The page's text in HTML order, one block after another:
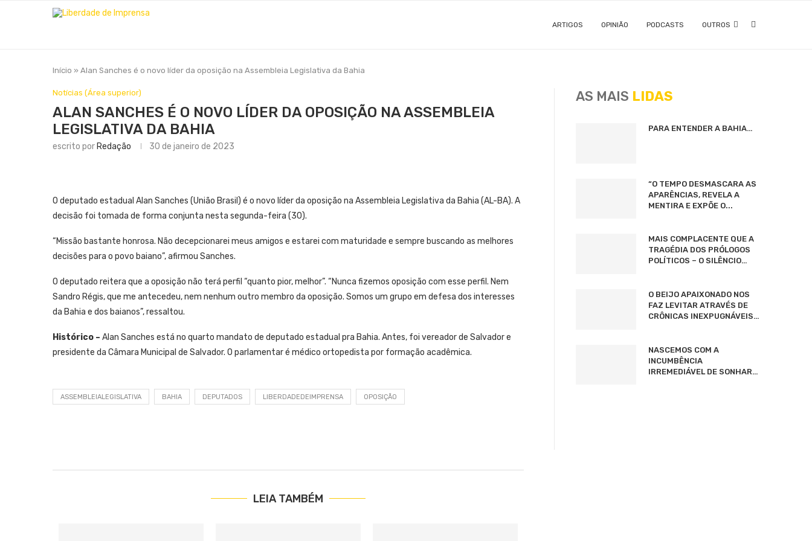
ARTIGOS OPINIÃO PODCASTS OUTROS
Início » Alan Sanches é o novo líder da oposição na Assembleia Legislativa da Bahia
Notícias (Área superior)
ALAN SANCHES É O NOVO LÍDER DA OPOSIÇÃO NA ASSEMBLEIA
LEGISLATIVA DA BAHIA
escrito por Redação 30 de janeiro de 2023
O deputado estadual Alan Sanches (União Brasil) é o novo líder da oposição na Assembleia Legislativa da Bahia (AL-BA). A
decisão foi tomada de forma conjunta nesta segunda-feira (30).
“Missão bastante honrosa. Não decepcionarei meus amigos e estarei com maturidade e sempre buscando as melhores
decisões para o povo baiano”, afirmou Sanches.
O deputado reitera que a oposição não terá perfil “quanto pior, melhor”. “Nunca fizemos oposição com esse perfil. Nem
Sandro Régis, que me antecedeu, nem nenhum outro membro da oposição. Somos um grupo em defesa dos interesses
da Bahia e dos baianos”, ressaltou.
Histórico – Alan Sanches está no quarto mandato de deputado estadual pra Bahia. Antes, foi vereador de Salvador e
presidente da Câmara Municipal de Salvador. O parlamentar é médico ortopedista por formação acadêmica.
ASSEMBLEIALEGISLATIVA BAHIA DEPUTADOS LIBERDADEDEIMPRENSA OPOSIÇÃO
LEIA TAMBÉM
AS MAIS LIDAS
PARA ENTENDER A BAHIA…
“O TEMPO DESMASCARA AS
APARÊNCIAS, REVELA A
MENTIRA E EXPÕE O...
MAIS COMPLACENTE QUE A
TRAGÉDIA DOS PRÓLOGOS
POLÍTICOS – O SILÊNCIO…
O BEIJO APAIXONADO NOS
FAZ LEVITAR ATRAVÉS DE
CRÔNICAS INEXPUGNÁVEIS…
NASCEMOS COM A
INCUMBÊNCIA
IRREMEDIÁVEL DE SONHAR…